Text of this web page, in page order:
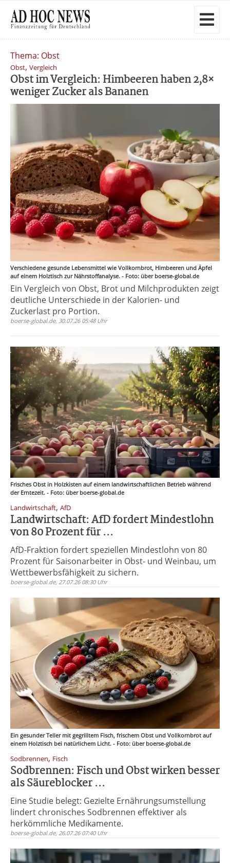
Thema: Obst
Obst, Vergleich
Obst im Vergleich: Himbeeren haben 2,8×
weniger Zucker als Bananen
Verschiedene gesunde Lebensmittel wie Vollkornbrot, Himbeeren und Äpfel
auf einem Holztisch zur Nährstoffanalyse. - Foto: über boerse-global.de
Ein Vergleich von Obst, Brot und Milchprodukten zeigt
deutliche Unterschiede in der Kalorien- und
Zuckerlast pro Portion.
boerse-global.de, 30.07.26 05:48 Uhr
Frisches Obst in Holzkisten auf einem landwirtschaftlichen Betrieb während
der Erntezeit. - Foto: über boerse-global.de
Landwirtschaft, AfD
Landwirtschaft: AfD fordert Mindestlohn
von 80 Prozent für ...
AfD-Fraktion fordert speziellen Mindestlohn von 80
Prozent für Saisonarbeiter in Obst- und Weinbau, um
Wettbewerbsfähigkeit zu sichern.
boerse-global.de, 27.07.26 08:30 Uhr
Ein gesunder Teller mit gegrilltem Fisch, frischem Obst und Vollkornbrot auf
einem Holztisch bei natürlichem Licht. - Foto: über boerse-global.de
Sodbrennen, Fisch
Sodbrennen: Fisch und Obst wirken besser
als Säureblocker ...
Eine Studie belegt: Gezielte Ernährungsumstellung
lindert chronisches Sodbrennen effektiver als
herkömmliche Medikamente.
boerse-global.de, 26.07.26 07:40 Uhr